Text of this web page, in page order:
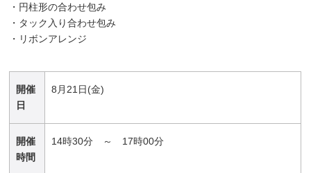
・円柱形の合わせ包み
・タック入り合わせ包み
・リボンアレンジ
開催
日
8月21日(金)
開催
時間
14時30分 ～ 17時00分